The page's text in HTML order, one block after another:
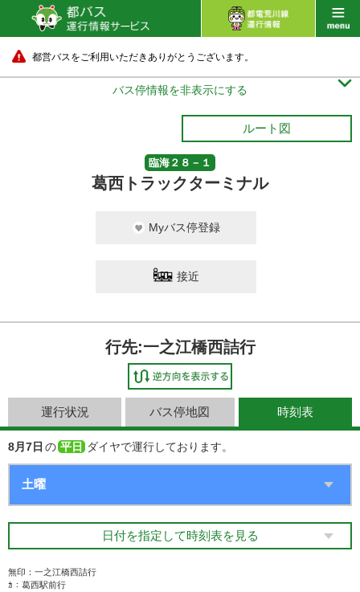
都営バスをご利用いただきありがとうございます。
バス停情報を非表示にする 
ルート図
臨海２８－１
葛西トラックターミナル
Myバス停登録
接近
行先:一之江橋西詰行
運行状況 バス停地図 時刻表
8月7日 の 平日 ダイヤで運行しております。
日付を指定して時刻表を見る
無印：一之江橋西詰行
ｶ：葛西駅前行